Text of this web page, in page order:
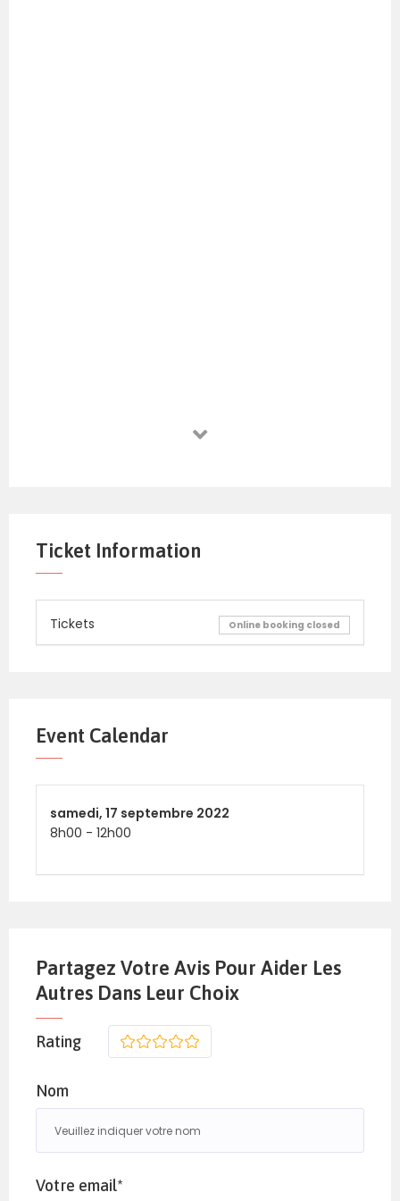
Ticket Information
Tickets Online booking closed
Event Calendar
samedi, 17 septembre 2022
8h00 - 12h00
Partagez Votre Avis Pour Aider Les
Autres Dans Leur Choix
Rating 5
4
3
2
Nom
Votre email*